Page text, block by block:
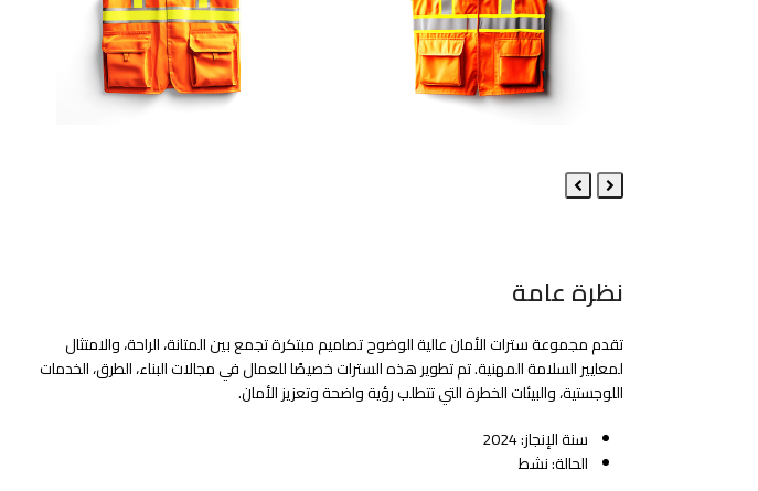
Previous
Next
نظرة عامة
تقدم مجموعة سترات الأمان عالية الوضوح تصاميم مبتكرة تجمع بين المتانة، الراحة، والامتثال
لمعايير السلامة المهنية. تم تطوير هذه السترات خصيصًا للعمال في مجالات البناء، الطرق، الخدمات
اللوجستية، والبيئات الخطرة التي تتطلب رؤية واضحة وتعزيز الأمان.
سنة الإنجاز: 2024
الحالة: نشط